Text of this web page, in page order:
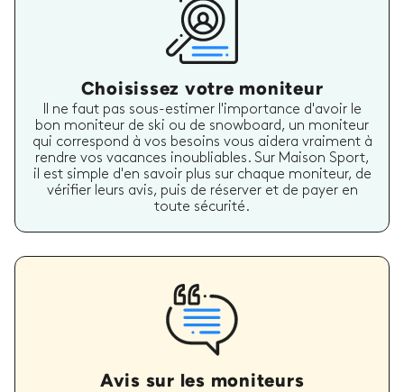
Choisissez votre moniteur
Il ne faut pas sous-estimer l'importance d'avoir le
bon moniteur de ski ou de snowboard, un moniteur
qui correspond à vos besoins vous aidera vraiment à
rendre vos vacances inoubliables. Sur Maison Sport,
il est simple d'en savoir plus sur chaque moniteur, de
vérifier leurs avis, puis de réserver et de payer en
toute sécurité.
Avis sur les moniteurs